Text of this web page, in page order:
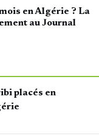
en Algérie ? La
au Journal
placés en